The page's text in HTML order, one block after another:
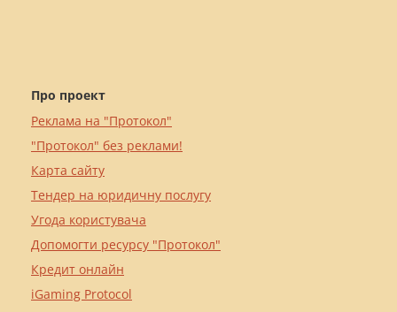
Про проект
Реклама на "Протокол"
"Протокол" без реклами!
Карта сайту
Тендер на юридичну послугу
Угода користувача
Допомогти ресурсу "Протокол"
Кредит онлайн
iGaming Protocol